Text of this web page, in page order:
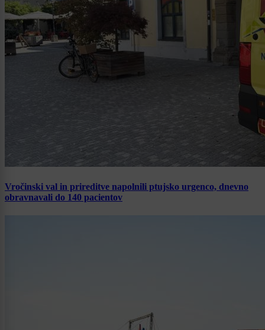
Vročinski val in prireditve napolnili ptujsko urgenco, dnevno
obravnavali do 140 pacientov